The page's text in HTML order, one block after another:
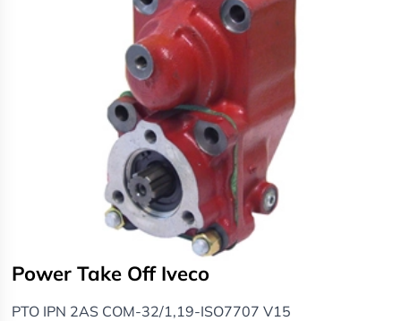
Power Take Off Iveco
PTO IPN 2AS COM-32/1,19-ISO7707 V15